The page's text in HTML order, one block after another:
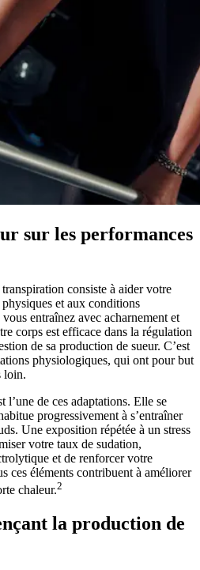
sur les performances
consiste à aider votre
physiques et aux conditions
entraînez avec acharnement et
corps est efficace dans la régulation
de sa production de sueur. C’est
physiologiques, qui ont pour but
loin.
l’une de ces adaptations. Elle se
progressivement à s’entraîner
Une exposition répétée à un stress
votre taux de sudation,
et de renforcer votre
ces éléments contribuent à améliorer
chaleur.2
la production de